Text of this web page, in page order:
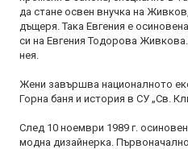
да стане освен внучка на
дъщеря. Така Евгения е
си на Евгения Тодорова
нея.
Жени завършва националното
Горна баня и история в СУ „Св.
След 10 ноември 1989 г.
модна дизайнерка.